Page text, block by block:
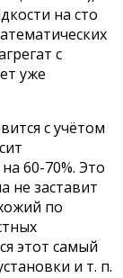
на сто
с
уже
с учётом
60-70%. Это
не заставит
по
этот самый
и т. п.